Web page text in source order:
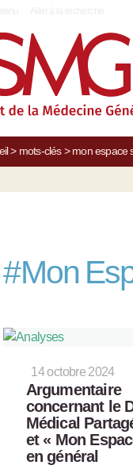
> mots-clés> mon espace
#Mon
14 octobre 2024
Argumentaire
concernant le
Médical
et « Mon
en général